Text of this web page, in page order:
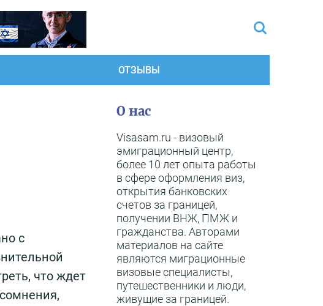
ОТЗЫВЫ
с
что ждет
О нас
Visasam.ru - визовый
эмиграционный центр,
более 10 лет опыта работы
в сфере оформления виз,
открытия банковских
счетов за границей,
получении ВНЖ, ПМЖ и
гражданства. Авторами
материалов на сайте
являются миграционные
визовые специалисты,
путешественники и люди,
живущие за границей.